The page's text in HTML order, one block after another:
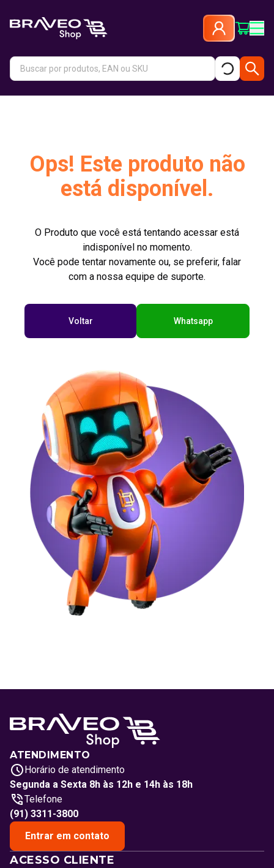
Ops! Este produto não
está disponível.
O Produto que você está tentando acessar está
indisponível no momento.
Você pode tentar novamente ou, se preferir, falar
com a nossa equipe de suporte.
Voltar Whatsapp
ATENDIMENTO
Horário de atendimento
Segunda a Sexta 8h às 12h e 14h às 18h
Telefone
(91) 3311-3800
Entrar em contato
ACESSO CLIENTE